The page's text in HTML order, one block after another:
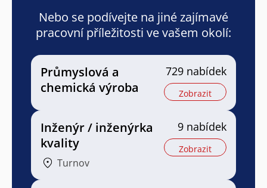
Nebo se podívejte na jiné zajímavé
pracovní příležitosti ve vašem okolí:
Průmyslová a
chemická výroba
729 nabídek
Zobrazit
Inženýr / inženýrka
kvality
Turnov
9 nabídek
Zobrazit